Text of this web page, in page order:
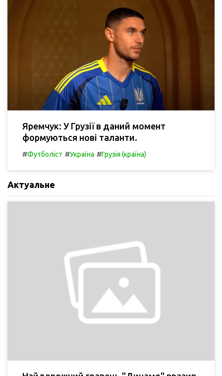
Яремчук: У Грузії в даний момент
формуються нові таланти.
#Футболіст #Україна #Грузія (країна)
Актуальне